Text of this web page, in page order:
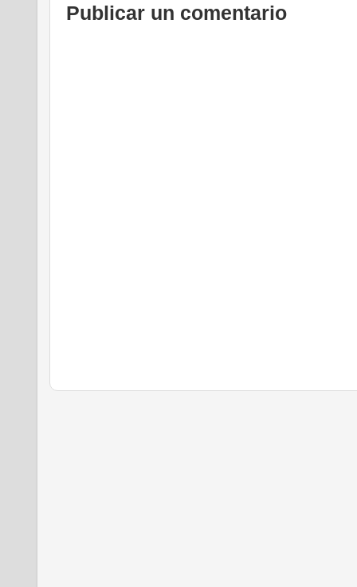
Publicar un comentario